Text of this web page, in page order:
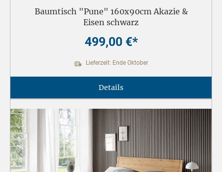
Baumtisch "Pune" 160x90cm Akazie &
Eisen schwarz
499,00 €*
Lieferzeit: Ende Oktober
Details